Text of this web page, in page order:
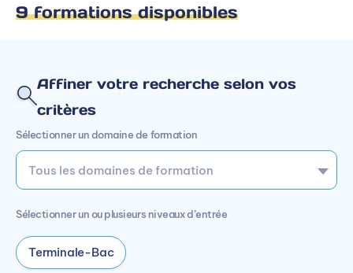
9 formations disponibles
Affiner votre recherche selon vos
critères
Sélectionner un domaine de formation
Sélectionner un ou plusieurs niveaux d’entrée
Terminale-Bac